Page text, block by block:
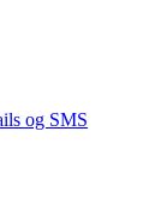
og SMS